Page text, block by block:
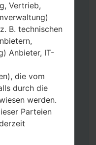
Odin 3neueste
Datei
Sie sie.
hier 1 Firmware-
Sie 5 Firmware-
& Operator“
& Region &
Vertrieb,
B. technischen
Anbieter, IT-
die vom
durch die
werden.
Parteien